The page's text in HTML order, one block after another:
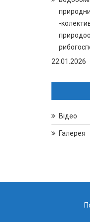
-
22.01.2026
Відео
Галерея